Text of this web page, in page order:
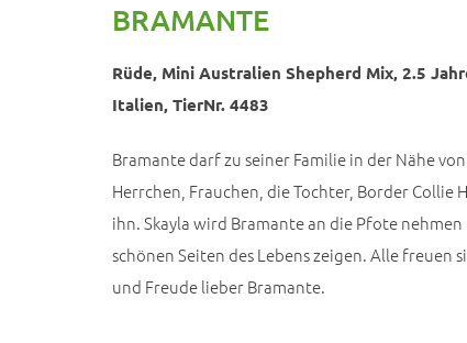
BRAMANTE
Rüde, Mini Australien Shepherd Mix, 2.5
Italien, TierNr. 4483
Bramante darf zu seiner Familie in der Nähe
Herrchen, Frauchen, die Tochter, Border Collie
ihn. Skayla wird Bramante an die Pfote
schönen Seiten des Lebens zeigen. Alle freuen
und Freude lieber Bramante.